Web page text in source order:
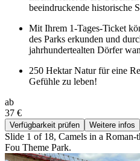
beeindruckende historische
Mit Ihrem 1-Tages-Ticket
des Parks erkunden und
jahrhundertealten Dörfer
250 Hektar Natur für eine
Gefühle zu leben!
ab
37 €
Verfügbarkeit prüfen Weitere infos
Slide 1 of 18, Camels in a Roman-
Fou Theme Park.